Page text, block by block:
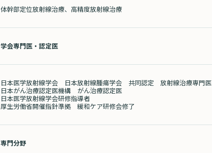
体幹部定位放射線治療、高精度放射線治療
学会専門医・認定医
日本医学放射線学会 日本放射線腫瘍学会 共同認定 放射線治療専門医
日本がん治療認定医機構 がん治療認定医
日本医学放射線学会研修指導者
厚生労働省開催指針準拠 緩和ケア研修会修了
専門分野